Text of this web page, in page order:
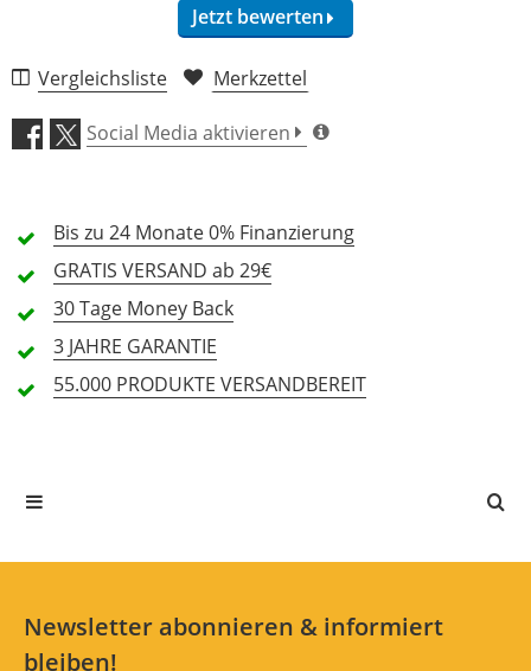
Jetzt bewerten
4 Rezensionen
5 Sterne
4 Sterne
2 Sterne
1 Sterne
Alle Sprachen
Hatte ein Problem mit meinem usb verteiler.
Sobald ich mal dran gekommen bin, hat sich
die verbindung gelöst. Musste dann immer
Vergleichsliste Merkzettel
Social Media aktivieren
Bis zu 24 Monate0% Finanzierung
GRATIS VERSAND ab 29€
30 Tage Money Back
3 JAHRE GARANTIE
55.000 PRODUKTE VERSANDBEREIT
Newsletter abonnieren & informiert
bleiben!